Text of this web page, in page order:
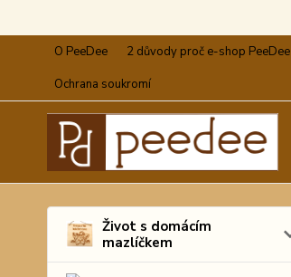
O PeeDee 2 důvody proč e-shop PeeDee
Ochrana soukromí
Život s domácím
mazlíčkem